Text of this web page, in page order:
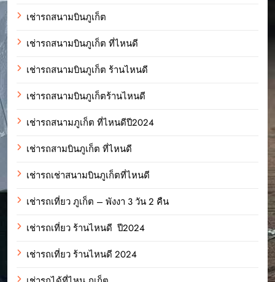
เช่ารถสนามบินภูเก็ต
เช่ารถสนามบินภูเก็ต ที่ไหนดี
เช่ารถสนามบินภูเก็ต ร้านไหนดี
เช่ารถสนามบินภูเก็ตร้านไหนดี
เช่ารถสนามภูเก็ต ที่ไหนดีปี2024
เช่ารถสามบินภูเก็ต ที่ไหนดี
เช่ารถเช่าสนามบินภูเก็ตที่ไหนดี
เช่ารถเที่ยว ภูเก็ต – พังงา 3 วัน 2 คืน
เช่ารถเที่ยว ร้านไหนดี ปี2024
เช่ารถเที่ยว ร้านไหนดี 2024